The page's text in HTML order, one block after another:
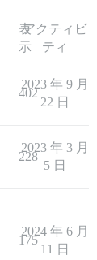
表
示
アクティビ
ティ
402
2023 年 9 月
22 日
228
2023 年 3 月
5 日
175
2024 年 6 月
11 日